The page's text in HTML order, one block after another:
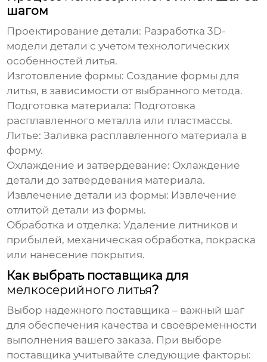
шагом
Проектирование детали: Разработка 3D-
модели детали с учетом технологических
особенностей литья.
Изготовление формы: Создание формы для
литья, в зависимости от выбранного метода.
Подготовка материала: Подготовка
расплавленного металла или пластмассы.
Литье: Заливка расплавленного материала в
форму.
Охлаждение и затвердевание: Охлаждение
детали до затвердевания материала.
Извлечение детали из формы: Извлечение
отлитой детали из формы.
Обработка и отделка: Удаление литников и
прибылей, механическая обработка, покраска
или нанесение покрытия.
Как выбрать поставщика для
мелкосерийного литья?
Выбор надежного поставщика – важный шаг
для обеспечения качества и своевременности
выполнения вашего заказа. При выборе
поставщика учитывайте следующие факторы: